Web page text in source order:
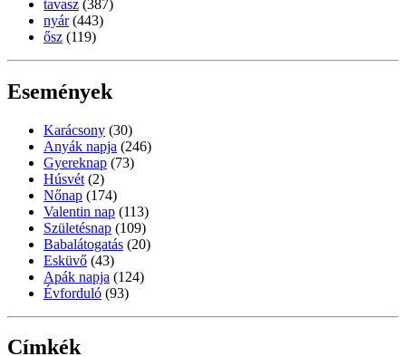
tavasz (387)
nyár (443)
ősz (119)
Események
Karácsony (30)
Anyák napja (246)
Gyereknap (73)
Húsvét (2)
Nőnap (174)
Valentin nap (113)
Születésnap (109)
Babalátogatás (20)
Esküvő (43)
Apák napja (124)
Évforduló (93)
Címkék